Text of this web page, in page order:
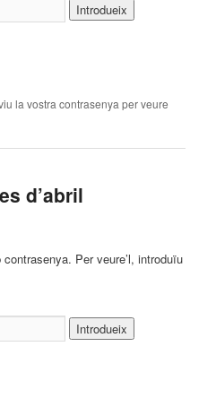
la vostra contrasenya per veure
d’abril
Per veure’l, introduïu